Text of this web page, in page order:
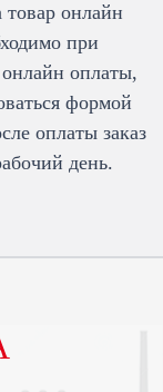
онлайн
при
оплаты,
формой
оплаты заказ
день.